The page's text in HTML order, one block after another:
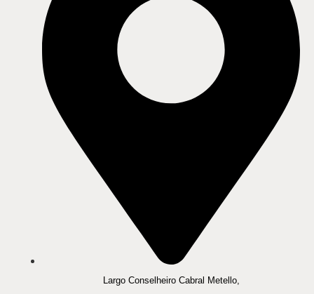
Largo Conselheiro Cabral Metello,